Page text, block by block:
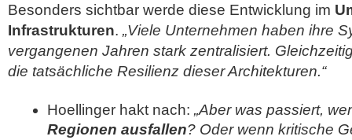
Besonders sichtbar werde diese Entwicklung im
Infrastrukturen. „Viele Unternehmen haben ihre
vergangenen Jahren stark zentralisiert.
die tatsächliche Resilienz dieser Architekturen.“
Hoellinger hakt nach: „Aber was passiert,
Regionen ausfallen? Oder wenn kritische